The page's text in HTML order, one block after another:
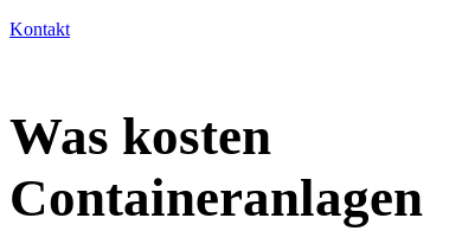
Kontakt
Was kosten
Containeranlagen